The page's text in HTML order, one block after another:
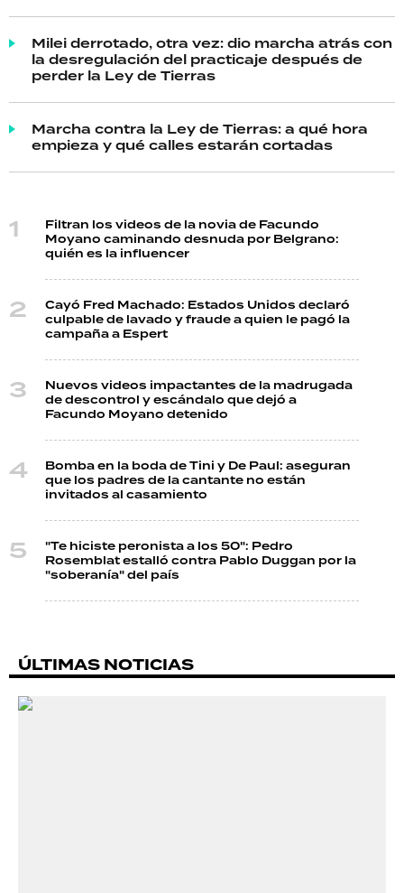
Milei derrotado, otra vez: dio marcha atrás con
la desregulación del practicaje después de
perder la Ley de Tierras
Marcha contra la Ley de Tierras: a qué hora
empieza y qué calles estarán cortadas
Filtran los videos de la novia de Facundo
Moyano caminando desnuda por Belgrano:
quién es la influencer
Cayó Fred Machado: Estados Unidos declaró
culpable de lavado y fraude a quien le pagó la
campaña a Espert
Nuevos videos impactantes de la madrugada
de descontrol y escándalo que dejó a
Facundo Moyano detenido
Bomba en la boda de Tini y De Paul: aseguran
que los padres de la cantante no están
invitados al casamiento
"Te hiciste peronista a los 50": Pedro
Rosemblat estalló contra Pablo Duggan por la
"soberanía" del país
ÚLTIMAS NOTICIAS